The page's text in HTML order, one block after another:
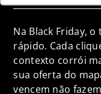
Na Black Friday,
rápido. Cada
contexto corrói
sua oferta do
vencem não